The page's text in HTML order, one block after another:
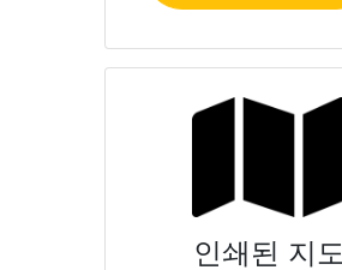
인쇄된 지도